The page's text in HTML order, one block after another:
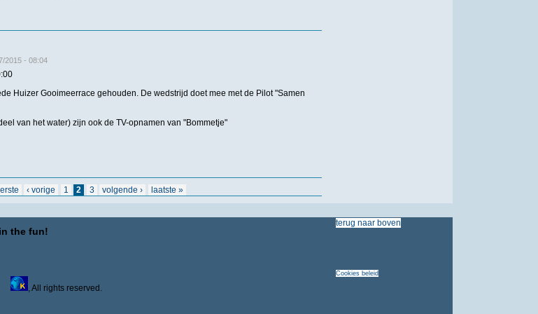
zondag 16 augustus
2015 - 08:04
Huizer Gooimeerrace gehouden. De wedstrijd doet mee met de Pilot "Samen
van het water) zijn ook de TV-opnamen van "Bommetje"
‹ vorige 1 2 3 volgende › laatste »
the fun!
terug naar boven
, All rights reserved.
Cookies beleid